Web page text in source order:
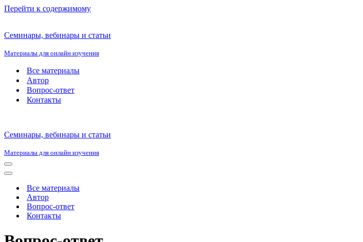
Перейти к содержимому
Семинары, вебинары и статьи
Материалы для онлайн изучения
Все материалы
Автор
Вопрос-ответ
Контакты
Семинары, вебинары и статьи
Материалы для онлайн изучения
Меню
навигации
Меню
навигацииВсе материалы
Автор
Вопрос-ответ
Контакты